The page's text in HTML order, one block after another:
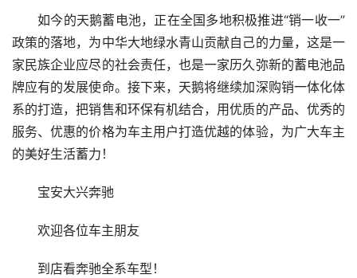
如今的天鹅蓄电池，正在全国多地积极推进“销一收一”
政策的落地，为中华大地绿水青山贡献自己的力量，这是一
家民族企业应尽的社会责任，也是一家历久弥新的蓄电池品
牌应有的发展使命。接下来，天鹅将继续加深购销一体化体
系的打造，把销售和环保有机结合，用优质的产品、优秀的
服务、优惠的价格为车主用户打造优越的体验，为广大车主
的美好生活蓄力！
宝安大兴奔驰
欢迎各位车主朋友
到店看奔驰全系车型！